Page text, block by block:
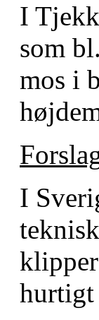
I
som
mos i
I
hurtigt